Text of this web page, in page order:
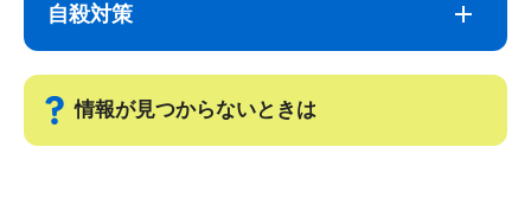
こ
で
自殺対策
情報が見つからないときは